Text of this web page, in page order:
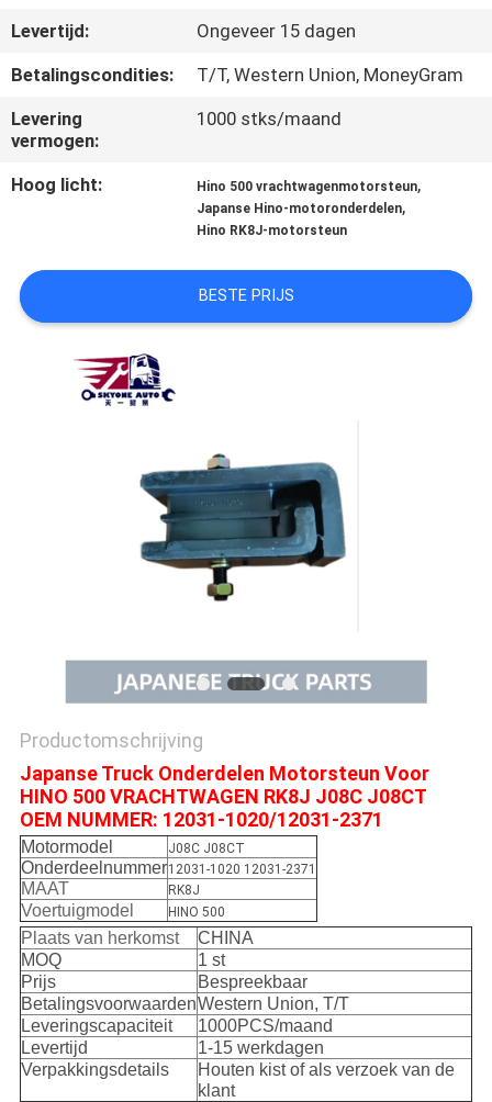
VERZOEK
CITAAT
POLICY
Levertijd:
Ongeveer 15 dagen
Betalingscondities:
T/T, Western Union, MoneyGram
Levering
vermogen:
1000 stks/maand
Hoog licht: Hino 500 vrachtwagenmotorsteun,
Japanse Hino-motoronderdelen,
Hino RK8J-motorsteun
BESTE PRIJS
Productomschrijving
Japanse Truck Onderdelen Motorsteun Voor
HINO 500 VRACHTWAGEN RK8J J08C J08CT
OEM NUMMER: 12031-1020/12031-2371
Motormodel J08C J08CT
Onderdeelnummer12031-1020 12031-2371
MAAT RK8J
Voertuigmodel HINO 500
Plaats van herkomst
CHINA
MOQ
1 st
Prijs
Bespreekbaar
BetalingsvoorwaardenWestern Union, T/T
Leveringscapaciteit
1000PCS/maand
Levertijd
1-15 werkdagen
Verpakkingsdetails
Houten kist of als verzoek van de
klant